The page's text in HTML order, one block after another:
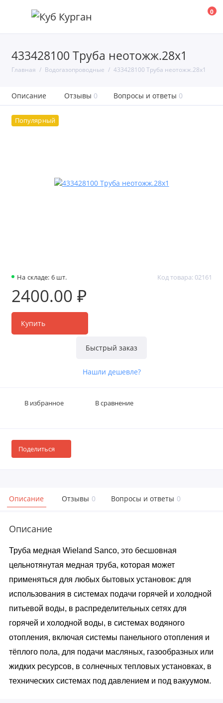
0
433428100 Труба неотожж.28х1
Главная Водогазопроводные 433428100 Труба неотожж.28х1
Описание Отзывы 0 Вопросы и ответы 0
Популярный
На складе: 6 шт. Код товара: 02161
2400.00 ₽
Купить
Быстрый заказ
Нашли дешевле?
В избранное В сравнение
Поделиться
Описание Отзывы 0 Вопросы и ответы 0
Описание
Труба медная Wieland Sanco, это бесшовная
цельнотянутая медная труба, которая может
применяться для любых бытовых установок: для
использования в системах подачи горячей и холодной
питьевой воды, в распределительных сетях для
горячей и холодной воды, в системах водяного
отопления, включая системы панельного отопления и
тёплого пола, для подачи масляных, газообразных или
жидких ресурсов, в солнечных тепловых установках, в
технических системах под давлением и под вакуумом.